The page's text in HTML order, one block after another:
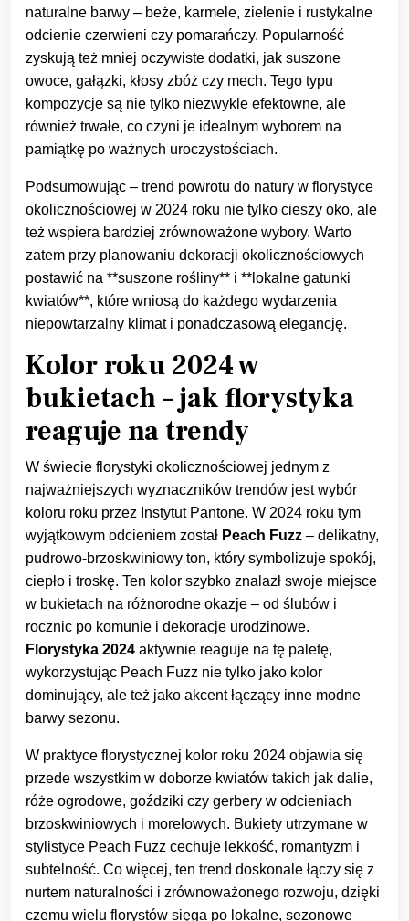
naturalne barwy – beże, karmele, zielenie i rustykalne
odcienie czerwieni czy pomarańczy. Popularność
zyskują też mniej oczywiste dodatki, jak suszone
owoce, gałązki, kłosy zbóż czy mech. Tego typu
kompozycje są nie tylko niezwykle efektowne, ale
również trwałe, co czyni je idealnym wyborem na
pamiątkę po ważnych uroczystościach.
Podsumowując – trend powrotu do natury w florystyce
okolicznościowej w 2024 roku nie tylko cieszy oko, ale
też wspiera bardziej zrównoważone wybory. Warto
zatem przy planowaniu dekoracji okolicznościowych
postawić na **suszone rośliny** i **lokalne gatunki
kwiatów**, które wniosą do każdego wydarzenia
niepowtarzalny klimat i ponadczasową elegancję.
Kolor roku 2024 w
bukietach – jak florystyka
reaguje na trendy
W świecie florystyki okolicznościowej jednym z
najważniejszych wyznaczników trendów jest wybór
koloru roku przez Instytut Pantone. W 2024 roku tym
wyjątkowym odcieniem został Peach Fuzz – delikatny,
pudrowo-brzoskwiniowy ton, który symbolizuje spokój,
ciepło i troskę. Ten kolor szybko znalazł swoje miejsce
w bukietach na różnorodne okazje – od ślubów i
rocznic po komunie i dekoracje urodzinowe.
Florystyka 2024 aktywnie reaguje na tę paletę,
wykorzystując Peach Fuzz nie tylko jako kolor
dominujący, ale też jako akcent łączący inne modne
barwy sezonu.
W praktyce florystycznej kolor roku 2024 objawia się
przede wszystkim w doborze kwiatów takich jak dalie,
róże ogrodowe, goździki czy gerbery w odcieniach
brzoskwiniowych i morelowych. Bukiety utrzymane w
stylistyce Peach Fuzz cechuje lekkość, romantyzm i
subtelność. Co więcej, ten trend doskonale łączy się z
nurtem naturalności i zrównoważonego rozwoju, dzięki
czemu wielu florystów sięga po lokalne, sezonowe